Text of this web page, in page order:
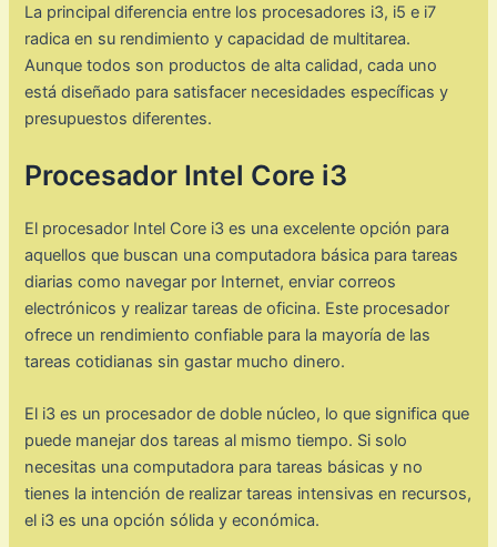
La principal diferencia entre los procesadores i3, i5 e i7
radica en su rendimiento y capacidad de multitarea.
Aunque todos son productos de alta calidad, cada uno
está diseñado para satisfacer necesidades específicas y
presupuestos diferentes.
Procesador Intel Core i3
El procesador Intel Core i3 es una excelente opción para
aquellos que buscan una computadora básica para tareas
diarias como navegar por Internet, enviar correos
electrónicos y realizar tareas de oficina. Este procesador
ofrece un rendimiento confiable para la mayoría de las
tareas cotidianas sin gastar mucho dinero.
El i3 es un procesador de doble núcleo, lo que significa que
puede manejar dos tareas al mismo tiempo. Si solo
necesitas una computadora para tareas básicas y no
tienes la intención de realizar tareas intensivas en recursos,
el i3 es una opción sólida y económica.